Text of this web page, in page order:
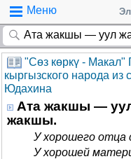
Меню
"Cөз көркү -
кыргызского народа из
Юдахина
Ата жакшы —
жакшы.
У хорошего отца
У хорошей